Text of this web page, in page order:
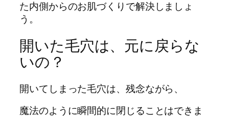
た内側からのお肌づくりで解決しましょ
う。
開いた毛穴は、元に戻らな
いの？
開いてしまった毛穴は、残念ながら、
魔法のように瞬間的に閉じることはできま